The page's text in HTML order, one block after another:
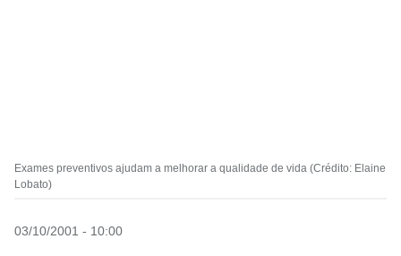
Exames preventivos ajudam a melhorar a qualidade de vida (Crédito: Elaine
Lobato)
03/10/2001 - 10:00